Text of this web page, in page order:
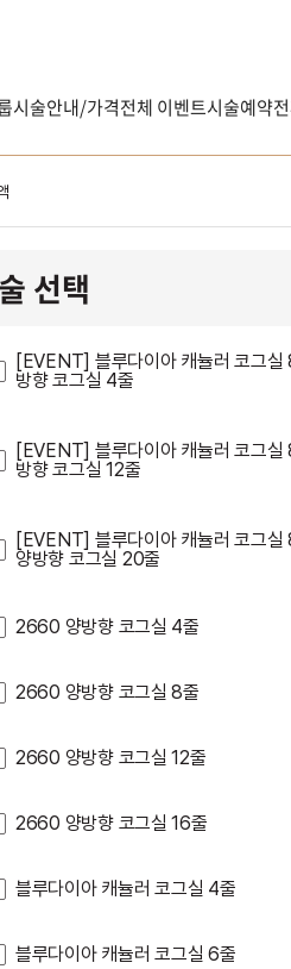
시술안내/가격전체 이벤트시술예약
선택
[EVENT] 블루다이아 캐뉼러 코그
방향 코그실 4줄
[EVENT] 블루다이아 캐뉼러 코그
방향 코그실 12줄
[EVENT] 블루다이아 캐뉼러 코그
양방향 코그실 20줄
2660 양방향 코그실 4줄
2660 양방향 코그실 8줄
2660 양방향 코그실 12줄
2660 양방향 코그실 16줄
블루다이아 캐뉼러 코그실 4줄
블루다이아 캐뉼러 코그실 6줄